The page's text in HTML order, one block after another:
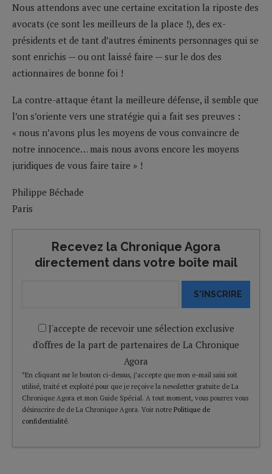
Nous attendons avec une certaine excitation la riposte des
avocats (ce sont les meilleurs de la place !), des ex-
présidents et de tant d’autres éminents personnages qui se
sont enrichis — ou ont laissé faire — sur le dos des
actionnaires de bonne foi !
La contre-attaque étant la meilleure défense, il semble que
l’on s’oriente vers une stratégie qui a fait ses preuves :
« nous n’avons plus les moyens de vous convaincre de
notre innocence… mais nous avons encore les moyens
juridiques de vous faire taire » !
Philippe Béchade
Paris
Recevez la Chronique Agora
directement dans votre boîte mail
S'INSCRIRE
J'accepte de recevoir une sélection exclusive
d'offres de la part de partenaires de La Chronique
Agora
*En cliquant sur le bouton ci-dessus, j’accepte que mon e-mail saisi soit
utilisé, traité et exploité pour que je reçoive la newsletter gratuite de La
Chronique Agora et mon Guide Spécial. A tout moment, vous pourrez vous
désinscrire de de La Chronique Agora. Voir notre Politique de
confidentialité.